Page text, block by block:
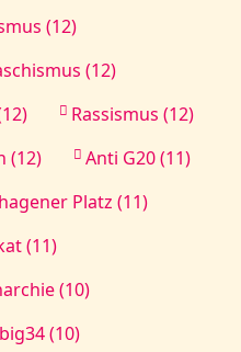
(12)
(12)
Rassismus (12)
(12)
Anti G20 (11)
Platz (11)
(11)
(10)
(10)